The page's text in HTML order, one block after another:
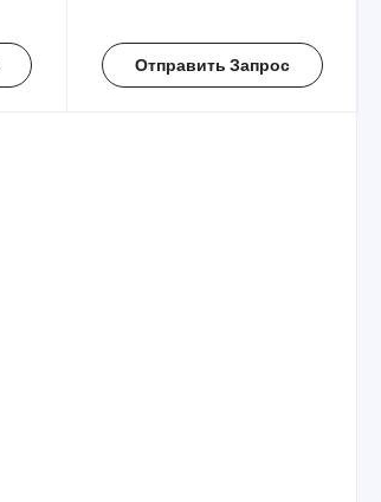
вентилятор для удаления
затхлого воздуха
Отправить Запрос